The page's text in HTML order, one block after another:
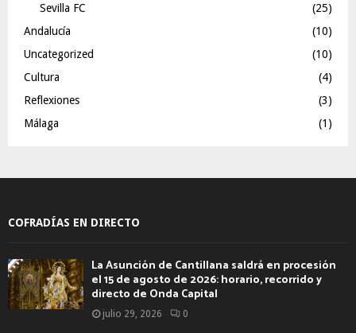
Sevilla FC
(25)
Andalucía
(10)
Uncategorized
(10)
Cultura
(4)
Reflexiones
(3)
Málaga
(1)
COFRADÍAS EN DIRECTO
La Asunción de Cantillana saldrá en procesión
el 15 de agosto de 2026: horario, recorrido y
directo de Onda Capital
julio 29, 2026 0